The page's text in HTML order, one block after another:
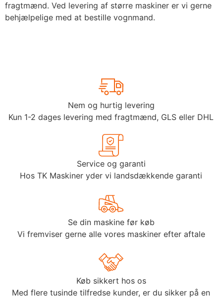
fragtmænd. Ved levering af større maskiner er vi gerne
behjælpelige med at bestille vognmand.
Nem og hurtig levering
Kun 1-2 dages levering med fragtmænd, GLS eller DHL
Service og garanti
Hos TK Maskiner yder vi landsdækkende garanti
Se din maskine før køb
Vi fremviser gerne alle vores maskiner efter aftale
Køb sikkert hos os
Med flere tusinde tilfredse kunder, er du sikker på en